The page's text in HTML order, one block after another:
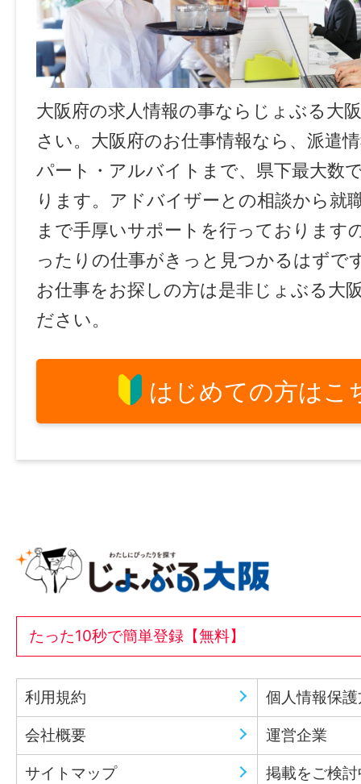
大阪府の求人情報の事ならじょぶる大
さい。大阪府のお仕事情報なら、派遣
パート・アルバイトまで、県下最大数
ります。アドバイザーとの相談から就
まで手厚いサポートを行っております
ったりの仕事がきっと見つかるはずで
お仕事をお探しの方は是非じょぶる大
ださい。
はじめての方はこ
たった10秒で簡単登録【無料】
利用規約 個人情報保
会社概要 運営企業
サイトマップ 掲載をご検